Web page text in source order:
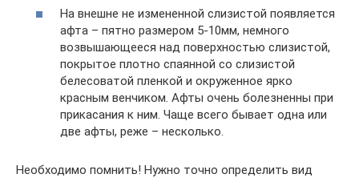
На внешне не измененной слизистой появляется
афта – пятно размером 5-10мм, немного
возвышающееся над поверхностью слизистой,
покрытое плотно спаянной со слизистой
белесоватой пленкой и окруженное ярко
красным венчиком. Афты очень болезненны при
прикасания к ним. Чаще всего бывает одна или
две афты, реже – несколько.
Необходимо помнить! Нужно точно определить вид